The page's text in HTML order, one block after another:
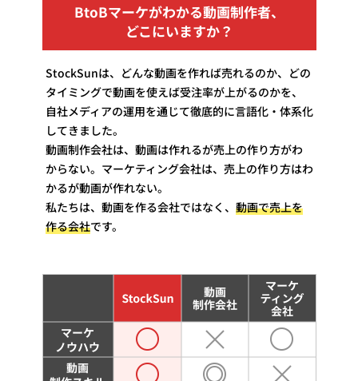
BtoBマーケがわかる動画制作者、
どこにいますか？
StockSunは、どんな動画を作れば売れるのか、どの
タイミングで動画を使えば受注率が上がるのかを、
自社メディアの運用を通じて徹底的に言語化・体系化
してきました。
動画制作会社は、動画は作れるが売上の作り方がわ
からない。マーケティング会社は、売上の作り方はわ
かるが動画が作れない。
私たちは、動画を作る会社ではなく、 動画で売上を
作る会社です。